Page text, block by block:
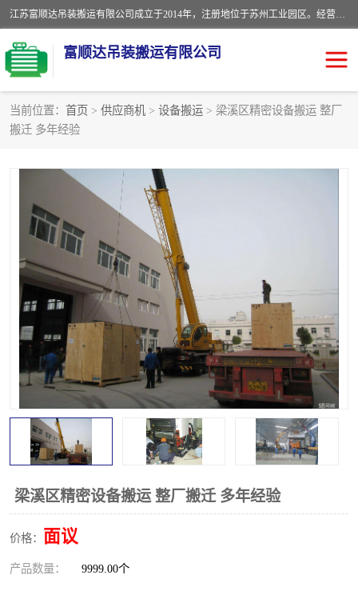
江苏富顺达吊装搬运有限公司成立于2014年，注册地位于苏州工业园区。经营范围包括起重吊装、搬运装卸服务；叉车、吊车租赁；水电安装；机电工程施工及维护；机电设备安装；家政服务、保洁服务。苏州搬运公司，苏州叉车出租，苏州吊车出租，苏州工厂设备搬运，专业设备吊装服务。
富顺达吊装搬运有限公司
当前位置： 首页 > 供应商机 > 设备搬运 > 梁溪区精密设备搬运 整厂
搬迁 多年经验
梁溪区精密设备搬运 整厂搬迁 多年经验
价格： 面议
产品数量： 9999.00个
苏州设备搬运吊装服务
工厂搬迁公司
设备定位移位
设备搬运
工厂设备搬运 专业设备吊装服务
吊车出租租赁服务 叉车出租租赁服务